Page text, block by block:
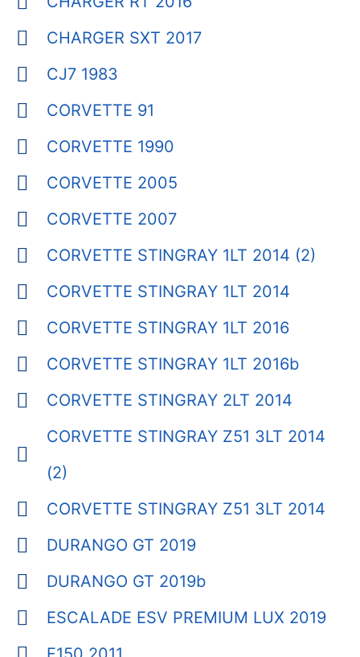
CHARGER SXT 2017
CJ7 1983
CORVETTE 91
CORVETTE 1990
CORVETTE 2005
CORVETTE 2007
CORVETTE STINGRAY 1LT 2014 (2)
CORVETTE STINGRAY 1LT 2014
CORVETTE STINGRAY 1LT 2016
CORVETTE STINGRAY 1LT 2016b
CORVETTE STINGRAY 2LT 2014
CORVETTE STINGRAY Z51 3LT 2014
(2)
CORVETTE STINGRAY Z51 3LT 2014
DURANGO GT 2019
DURANGO GT 2019b
ESCALADE ESV PREMIUM LUX 2019